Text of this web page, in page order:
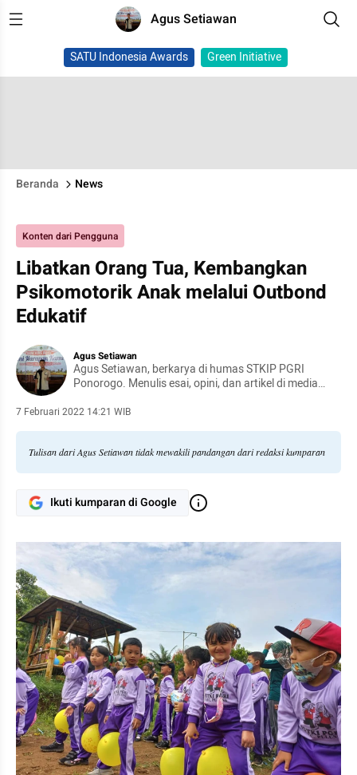
Agus Setiawan
SATU Indonesia Awards Green Initiative
Beranda News
Konten dari Pengguna
Libatkan Orang Tua, Kembangkan
Psikomotorik Anak melalui Outbond
Edukatif
Agus Setiawan
Agus Setiawan, berkarya di humas STKIP PGRI
Ponorogo. Menulis esai, opini, dan artikel di media
literasi Sutejo Spectrum Center (SSC) dan tim
7 Februari 2022 14:21 WIB
Tulisan dari Agus Setiawan tidak mewakili pandangan dari redaksi kumparan
Ikuti kumparan di Google